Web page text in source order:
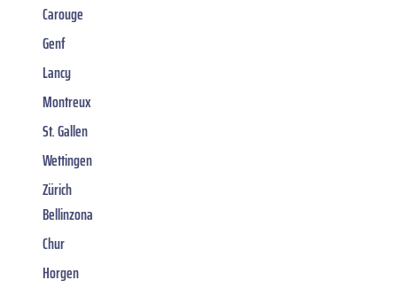
Carouge
Genf
Lancy
Montreux
St. Gallen
Wettingen
Zürich
Bellinzona
Chur
Horgen